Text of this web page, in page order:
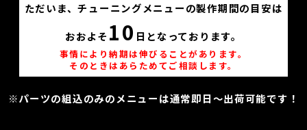
ただいま、チューニングメニューの製作期間の目安は
おおよそ 10 日となっております。
事情により納期は伸びることがあります。
そのときはあらためてご相談します。
※パーツの組込のみのメニューは通常即日～出荷可能です！